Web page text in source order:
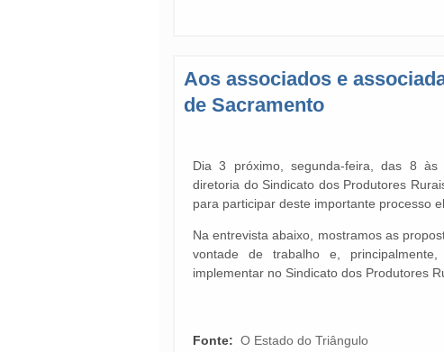
Aos associados e
de Sacramento
Dia 3 próximo, segunda-feira, das 8
diretoria do Sindicato dos Produtores
para participar deste importante processo
Na entrevista abaixo, mostramos as
vontade de trabalho e,
implementar no Sindicato dos Produtores
Fonte: O Estado do Triângulo